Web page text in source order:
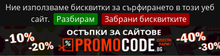
Ние използваме бисквитки за сърфирането в този уеб
сайт.
Разбирам Забрани бисквитките
Четвъртък, 6 Август, 2026 Реклама Контакти